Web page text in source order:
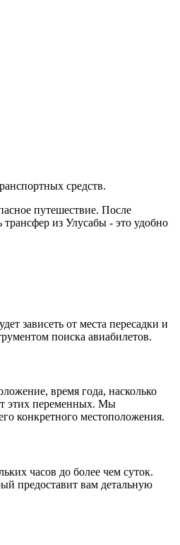
средств.
путешествие. После
из Улусабы - это удобно
зависеть от места пересадки и
поиска авиабилетов.
время года, насколько
этих переменных. Мы
конкретного местоположения.
часов до более чем суток.
предоставит вам детальную